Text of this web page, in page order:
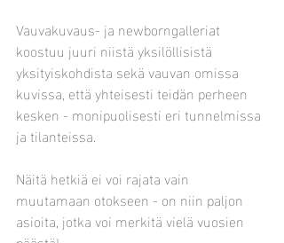
Vauvakuvaus- ja newborngalleriat
koostuu juuri niistä yksilöllisistä
yksityiskohdista sekä vauvan omissa
kuvissa, että yhteisesti teidän perheen
kesken - monipuolisesti eri tunnelmissa
ja tilanteissa.
Näitä hetkiä ei voi rajata vain
muutamaan otokseen - on niin paljon
asioita, jotka voi merkitä vielä vuosien